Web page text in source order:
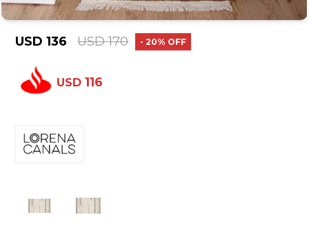
USD 136 USD 170 20
USD 116